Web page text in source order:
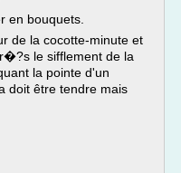
en bouquets.
de la cocotte-minute et
le sifflement de la
la pointe d'un
doit être tendre mais